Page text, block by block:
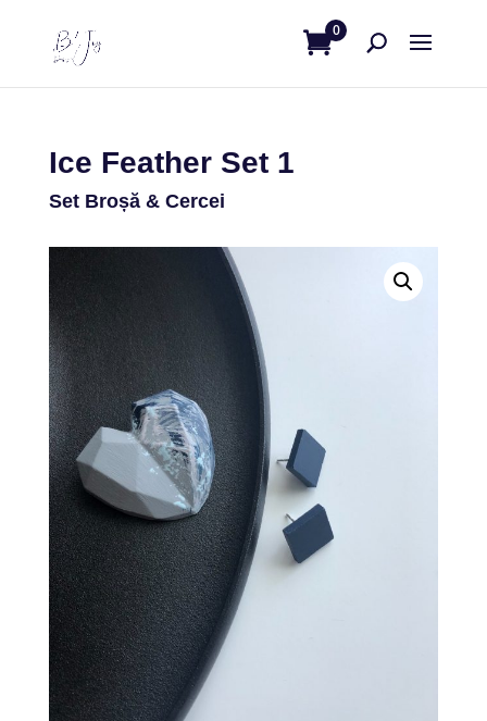
0
Ice Feather Set 1
Set Broșă & Cercei